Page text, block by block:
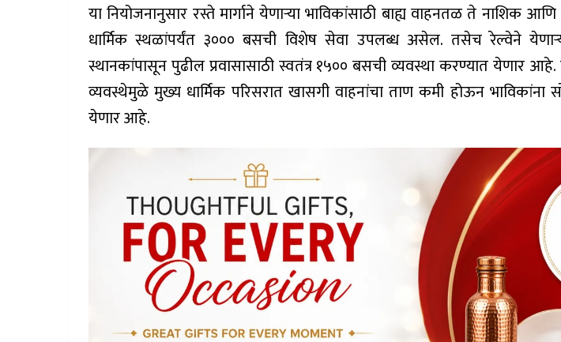
या नियोजनानुसार रस्ते मार्गाने येणाऱ्या भाविकांसाठी बाह्य वाहनतळ ते नाशिक
धार्मिक स्थळांपर्यंत ३००० बसची विशेष सेवा उपलब्ध असेल. तसेच रेल्वेने
स्थानकांपासून पुढील प्रवासासाठी स्वतंत्र १५०० बसची व्यवस्था करण्यात येणार
व्यवस्थेमुळे मुख्य धार्मिक परिसरात खासगी वाहनांचा ताण कमी होऊन भाविकांना
येणार आहे.